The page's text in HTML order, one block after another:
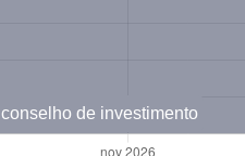
de investimento